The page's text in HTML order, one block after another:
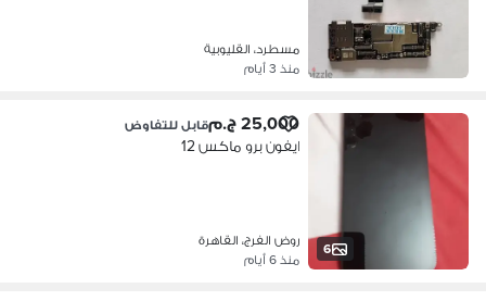
مسطرد، القليوبية
منذ 3 أيام
6
25,000 ج.م قابل للتفاوض
ايفون برو ماكس 12
روض الفرج، القاهرة
منذ 6 أيام